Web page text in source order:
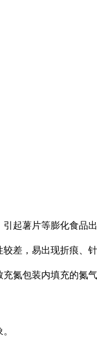
起薯片等膨化食品
差，易出现折痕、
氮包装内填充的氮气